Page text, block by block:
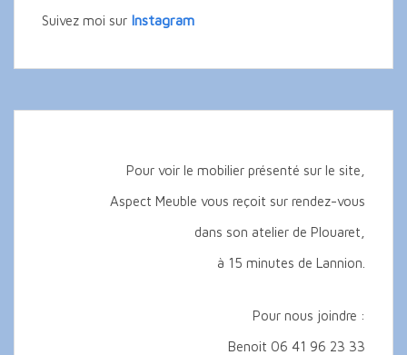
Suivez moi sur Instagram
Pour voir le mobilier présenté sur le site,
Aspect Meuble vous reçoit sur rendez-vous
dans son atelier de Plouaret,
à 15 minutes de Lannion.
Pour nous joindre :
Benoit 06 41 96 23 33